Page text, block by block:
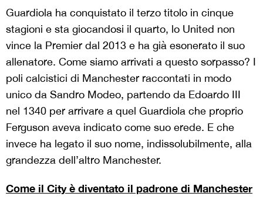
Guardiola ha conquistato il terzo titolo in cinque
stagioni e sta giocandosi il quarto, lo United non
vince la Premier dal 2013 e ha già esonerato il suo
allenatore. Come siamo arrivati a questo sorpasso? I
poli calcistici di Manchester raccontati in modo
unico da Sandro Modeo, partendo da Edoardo III
nel 1340 per arrivare a quel Guardiola che proprio
Ferguson aveva indicato come suo erede. E che
invece ha legato il suo nome, indissolubilmente, alla
grandezza dell’altro Manchester.
Come il City è diventato il padrone di Manchester